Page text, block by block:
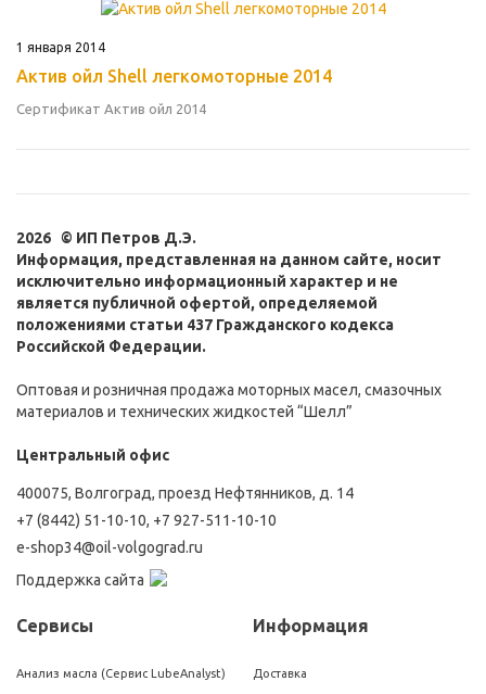
1 января 2014
Актив ойл Shell легкомоторные 2014
Сертификат Актив ойл 2014
2026 © ИП Петров Д.Э.
Информация, представленная на данном сайте, носит
исключительно информационный характер и не
является публичной офертой, определяемой
положениями статьи 437 Гражданского кодекса
Российской Федерации.
Оптовая и розничная продажа моторных масел, смазочных
материалов и технических жидкостей “Шелл”
Центральный офис
400075, Волгоград, проезд Нефтянников, д. 14
+7 (8442) 51-10-10, +7 927-511-10-10
e-shop34@oil-volgograd.ru
Поддержка сайта
Сервисы
Анализ масла (Сервис LubeAnalyst)
Информация
Доставка